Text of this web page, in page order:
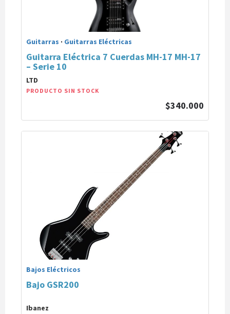
Guitarras · Guitarras Eléctricas
Guitarra Eléctrica 7 Cuerdas MH-17 MH-17
– Serie 10
LTD
PRODUCTO SIN STOCK
$340.000
Bajos Eléctricos
Bajo GSR200
Ibanez